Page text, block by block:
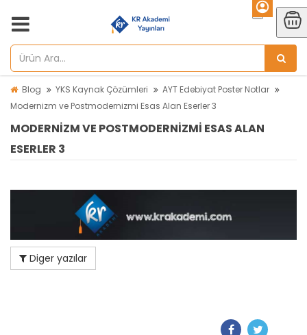
Blog YKS Kaynak Çözümleri
AYT Edebiyat Poster Notlar
Modernizm ve Postmodernizmi Esas Alan Eserler 3
MODERNIZM VE POSTMODERNIZMI ESAS ALAN
ESERLER 3
Diger yazılar